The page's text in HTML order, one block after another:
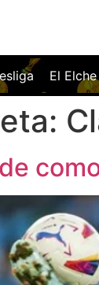
el fichaje